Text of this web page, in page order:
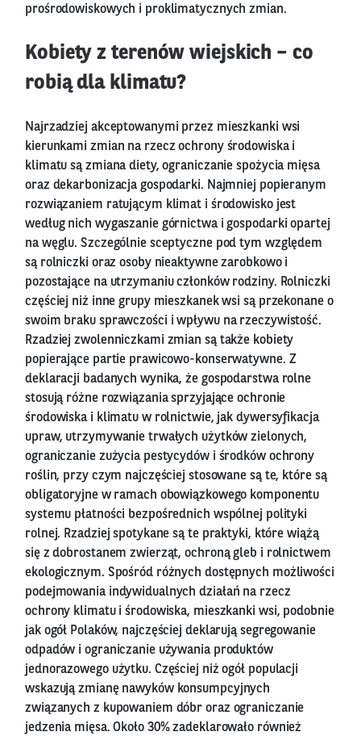
prośrodowiskowych i proklimatycznych zmian.
Kobiety z terenów wiejskich – co
robią dla klimatu?
Najrzadziej akceptowanymi przez mieszkanki wsi
kierunkami zmian na rzecz ochrony środowiska i
klimatu są zmiana diety, ograniczanie spożycia mięsa
oraz dekarbonizacja gospodarki. Najmniej popieranym
rozwiązaniem ratującym klimat i środowisko jest
według nich wygaszanie górnictwa i gospodarki opartej
na węglu. Szczególnie sceptyczne pod tym względem
są rolniczki oraz osoby nieaktywne zarobkowo i
pozostające na utrzymaniu członków rodziny. Rolniczki
częściej niż inne grupy mieszkanek wsi są przekonane o
swoim braku sprawczości i wpływu na rzeczywistość.
Rzadziej zwolenniczkami zmian są także kobiety
popierające partie prawicowo-konserwatywne. Z
deklaracji badanych wynika, że gospodarstwa rolne
stosują różne rozwiązania sprzyjające ochronie
środowiska i klimatu w rolnictwie, jak dywersyfikacja
upraw, utrzymywanie trwałych użytków zielonych,
ograniczanie zużycia pestycydów i środków ochrony
roślin, przy czym najczęściej stosowane są te, które są
obligatoryjne w ramach obowiązkowego komponentu
systemu płatności bezpośrednich wspólnej polityki
rolnej. Rzadziej spotykane są te praktyki, które wiążą
się z dobrostanem zwierząt, ochroną gleb i rolnictwem
ekologicznym. Spośród różnych dostępnych możliwości
podejmowania indywidualnych działań na rzecz
ochrony klimatu i środowiska, mieszkanki wsi, podobnie
jak ogół Polaków, najczęściej deklarują segregowanie
odpadów i ograniczanie używania produktów
jednorazowego użytku. Częściej niż ogół populacji
wskazują zmianę nawyków konsumpcyjnych
związanych z kupowaniem dóbr oraz ograniczanie
jedzenia mięsa. Około 30% zadeklarowało również